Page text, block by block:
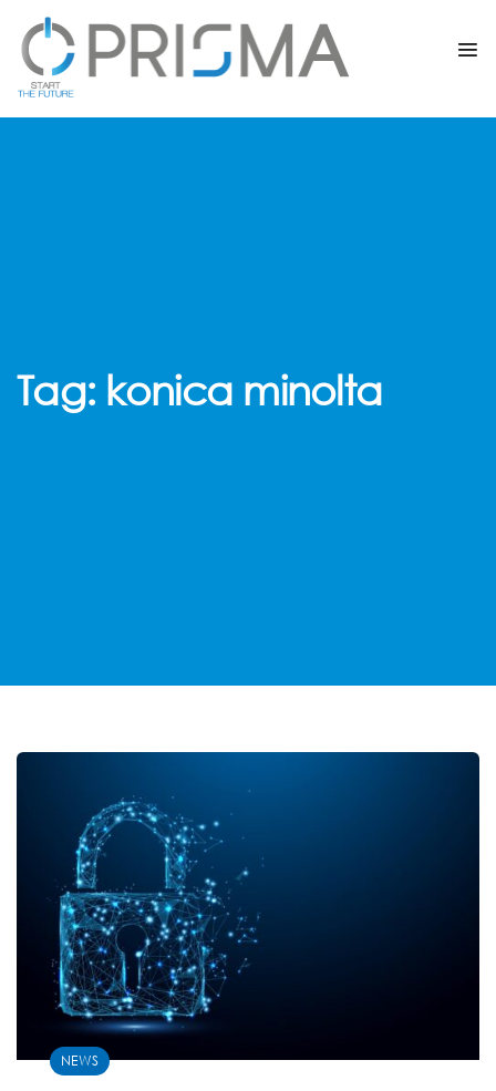
Tag: konica minolta
NEWS